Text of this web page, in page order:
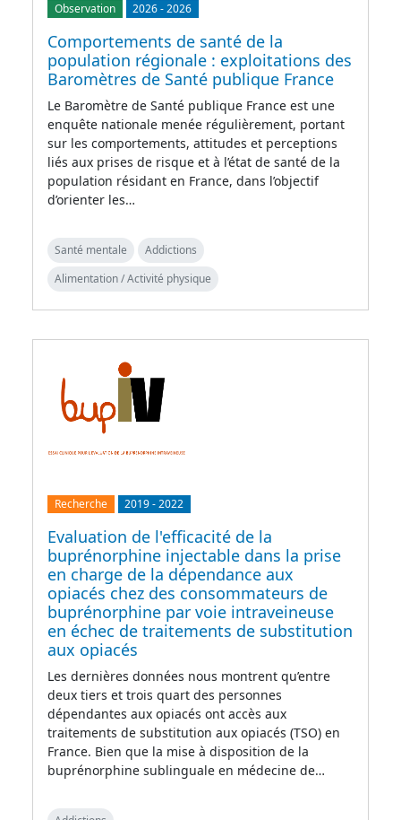
Observation 2026-2026
Comportements de santé de la
population régionale : exploitations des
Baromètres de Santé publique France
Le Baromètre de Santé publique France est une
enquête nationale menée régulièrement, portant
sur les comportements, attitudes et perceptions
liés aux prises de risque et à l’état de santé de la
population résidant en France, dans l’objectif
d’orienter les…
Santé mentale
Addictions
Alimentation / Activité physique
Recherche 2019-2022
Evaluation de l'efficacité de la
buprénorphine injectable dans la prise
en charge de la dépendance aux
opiacés chez des consommateurs de
buprénorphine par voie intraveineuse
en échec de traitements de substitution
aux opiacés
Les dernières données nous montrent qu’entre
deux tiers et trois quart des personnes
dépendantes aux opiacés ont accès aux
traitements de substitution aux opiacés (TSO) en
France. Bien que la mise à disposition de la
buprénorphine sublinguale en médecine de…